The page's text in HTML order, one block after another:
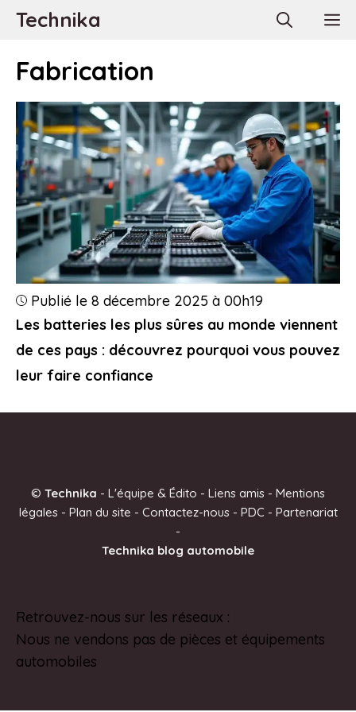
AllerTechnika
Fabrication
Les batteries les plus sûres au monde viennent
de ces pays : découvrez pourquoi vous pouvez
leur faire confiance
Publié le 8 décembre 2025 à 00h19
© Technika - L'équipe & Édito - Liens amis - Mentions
légales- Plan du site - Contactez-nous- PDC - Partenariat
-
Technika blog automobile
Retrouvez-nous sur les réseaux :
Nous ne vendons pas de pièces et équipements
automobiles